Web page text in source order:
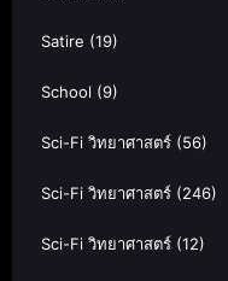
Satire (19)
School (9)
Sci-Fi วิทยาศาสตร์ (56)
Sci-Fi วิทยาศาสตร์ (246)
Sci-Fi วิทยาศาสตร์ (12)